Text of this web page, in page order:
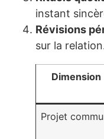
instant
Révisions
sur la
Dimension
Projet